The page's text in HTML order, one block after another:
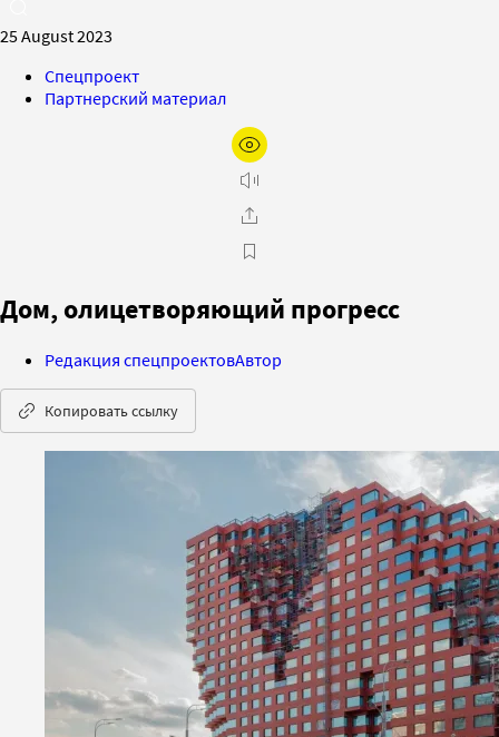
25 August 2023
Спецпроект
Партнерский материал
Дом, олицетворяющий прогресс
Редакция спецпроектовАвтор
Копировать ссылку